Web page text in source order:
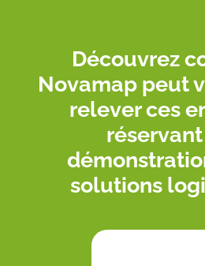
Découvrez
Novamap peut
relever ces
solutions